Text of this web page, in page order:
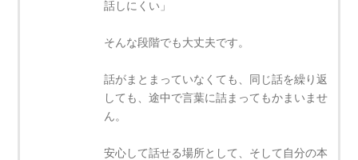
話しにくい」
そんな段階でも大丈夫です。
話がまとまっていなくても、同じ話を繰り返
しても、途中で言葉に詰まってもかまいませ
ん。
安心して話せる場所として、そして自分の本